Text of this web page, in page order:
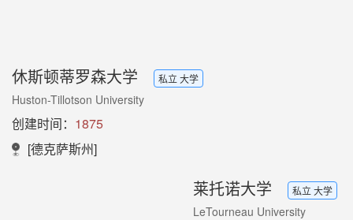
休斯顿蒂罗森大学 私立 大学
Huston-Tillotson University
创建时间： 1875
[德克萨斯州]
莱托诺大学 私立 大学
LeTourneau University